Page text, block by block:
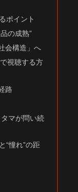
ポイント
の成熟”
会構造」へ
視聴する方
路
マが問い続
“憧れ”の距